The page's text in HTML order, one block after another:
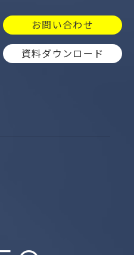
お問い合わせ
資料ダウンロード